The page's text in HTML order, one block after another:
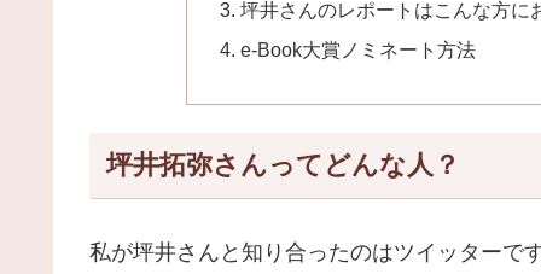
坪井さんのレポートはこんな方に
e-Book大賞ノミネート方法
坪井拓弥さんってどんな人？
私が坪井さんと知り合ったのはツイッターです